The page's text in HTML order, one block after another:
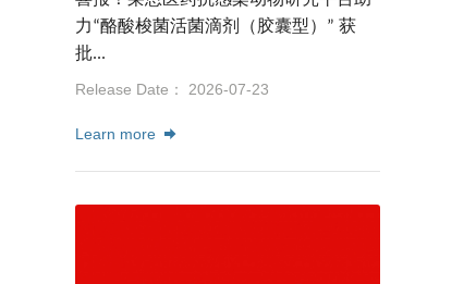
力“酪酸梭菌活菌滴剂（胶囊型）” 获
批...
Release Date： 2026-07-23
Learn more